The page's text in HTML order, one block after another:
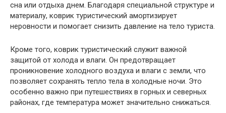
сна или отдыха днем. Благодаря специальной структуре и
материалу, коврик туристический амортизирует
неровности и помогает снизить давление на тело туриста.
Кроме того, коврик туристический служит важной
защитой от холода и влаги. Он предотвращает
проникновение холодного воздуха и влаги с земли, что
позволяет сохранять тепло тела в холодные ночи. Это
особенно важно при путешествиях в горных и северных
районах, где температура может значительно снижаться.